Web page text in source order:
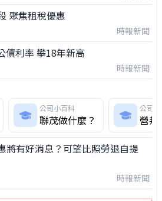
聚焦租稅優惠
時報新聞
債利率 攀18年新高
時報新聞
公司小百科
聯茂做什麼？
公司
營邦
將有好消息？可望比照勞退自提
時報新聞